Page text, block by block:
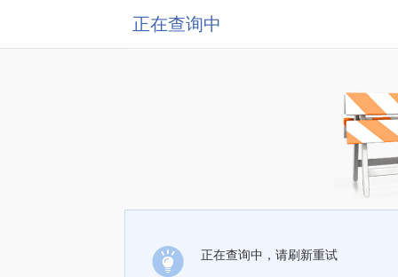
正在查询中
正在查询中，请刷新重试